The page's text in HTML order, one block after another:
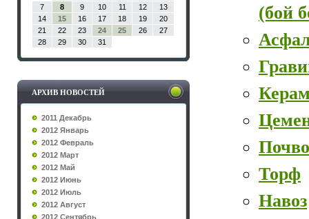
7
8 9 10 11 12
13
14
15 16 17 18 19
20
21
22 23 24 25 26
27
28
29 30 31
АРХИВ НОВОСТЕЙ
2011 Декабрь
2012 Январь
2012 Февраль
2012 Март
2012 Май
2012 Июнь
2012 Июль
2012 Август
2012 Сентябрь
(бой
Торф
Навоз